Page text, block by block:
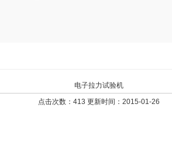
电子拉力试验机
点击次数：413 更新时间：2015-01-26